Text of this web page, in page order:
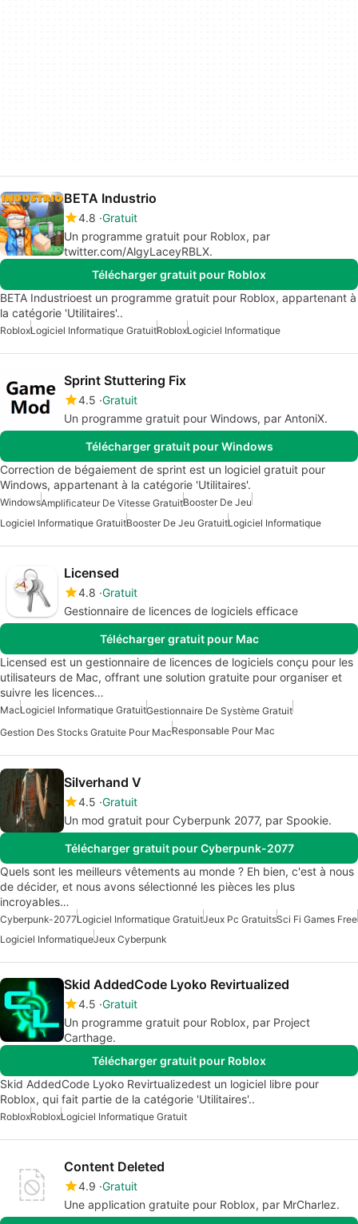
BETA Industrio
4.8 Gratuit
Un programme gratuit pour Roblox, par
twitter.com/AlgyLaceyRBLX.
Télécharger gratuit pour Roblox
BETA Industrioest un programme gratuit pour Roblox, appartenant à
la catégorie 'Utilitaires'..
RobloxLogiciel Informatique GratuitRobloxLogiciel Informatique
Sprint Stuttering Fix
4.5 Gratuit
Un programme gratuit pour Windows, par AntoniX.
Télécharger gratuit pour Windows
Correction de bégaiement de sprint est un logiciel gratuit pour
Windows, appartenant à la catégorie 'Utilitaires'.
WindowsAmplificateur De Vitesse GratuitBooster De Jeu
Logiciel Informatique GratuitBooster De Jeu GratuitLogiciel Informatique
Licensed
4.8 Gratuit
Gestionnaire de licences de logiciels efficace
Télécharger gratuit pour Mac
Licensed est un gestionnaire de licences de logiciels conçu pour les
utilisateurs de Mac, offrant une solution gratuite pour organiser et
suivre les licences…
MacLogiciel Informatique GratuitGestionnaire De Système Gratuit
Gestion Des Stocks Gratuite Pour MacResponsable Pour Mac
Silverhand V
4.5 Gratuit
Un mod gratuit pour Cyberpunk 2077, par Spookie.
Télécharger gratuit pour Cyberpunk-2077
Quels sont les meilleurs vêtements au monde ? Eh bien, c'est à nous
de décider, et nous avons sélectionné les pièces les plus
incroyables…
Cyberpunk-2077Logiciel Informatique GratuitJeux Pc GratuitsSci Fi Games Free
Logiciel InformatiqueJeux Cyberpunk
Skid AddedCode Lyoko Revirtualized
4.5 Gratuit
Un programme gratuit pour Roblox, par Project
Carthage.
Télécharger gratuit pour Roblox
Skid AddedCode Lyoko Revirtualizedest un logiciel libre pour
Roblox, qui fait partie de la catégorie 'Utilitaires'..
RobloxRobloxLogiciel Informatique Gratuit
Content Deleted
4.9 Gratuit
Une application gratuite pour Roblox, par MrCharlez.